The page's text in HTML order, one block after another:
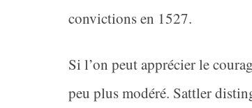
convictions en 1527.
Si l’on peut apprécier le
peu plus modéré. Sattler